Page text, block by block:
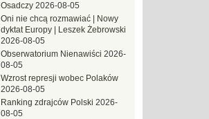
Osadczy 2026-08-05
Oni nie chcą rozmawiać | Nowy
dyktat Europy | Leszek Żebrowski
2026-08-05
Obserwatorium Nienawiści 2026-
08-05
Wzrost represji wobec Polaków
2026-08-05
Ranking zdrajców Polski 2026-
08-05